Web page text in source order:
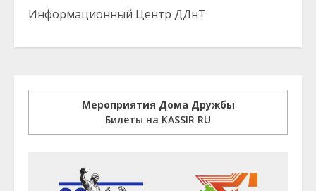
Информационный Центр ДДнТ
Мероприятия Дома Дружбы
Билеты на KASSIR RU